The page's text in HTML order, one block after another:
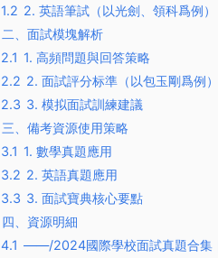
1.2 2. 英語筆試（以光劍、領科爲例）
二、面試模塊解析
2.1 1. 高頻問題與回答策略
2.2 2. 面試評分标準（以包玉剛爲例）
2.3 3. 模拟面試訓練建議
三、備考資源使用策略
3.1 1. 數學真題應用
3.2 2. 英語真題應用
3.3 3. 面試寶典核心要點
四、資源明細
4.1 ——/2024國際學校面試真題合集